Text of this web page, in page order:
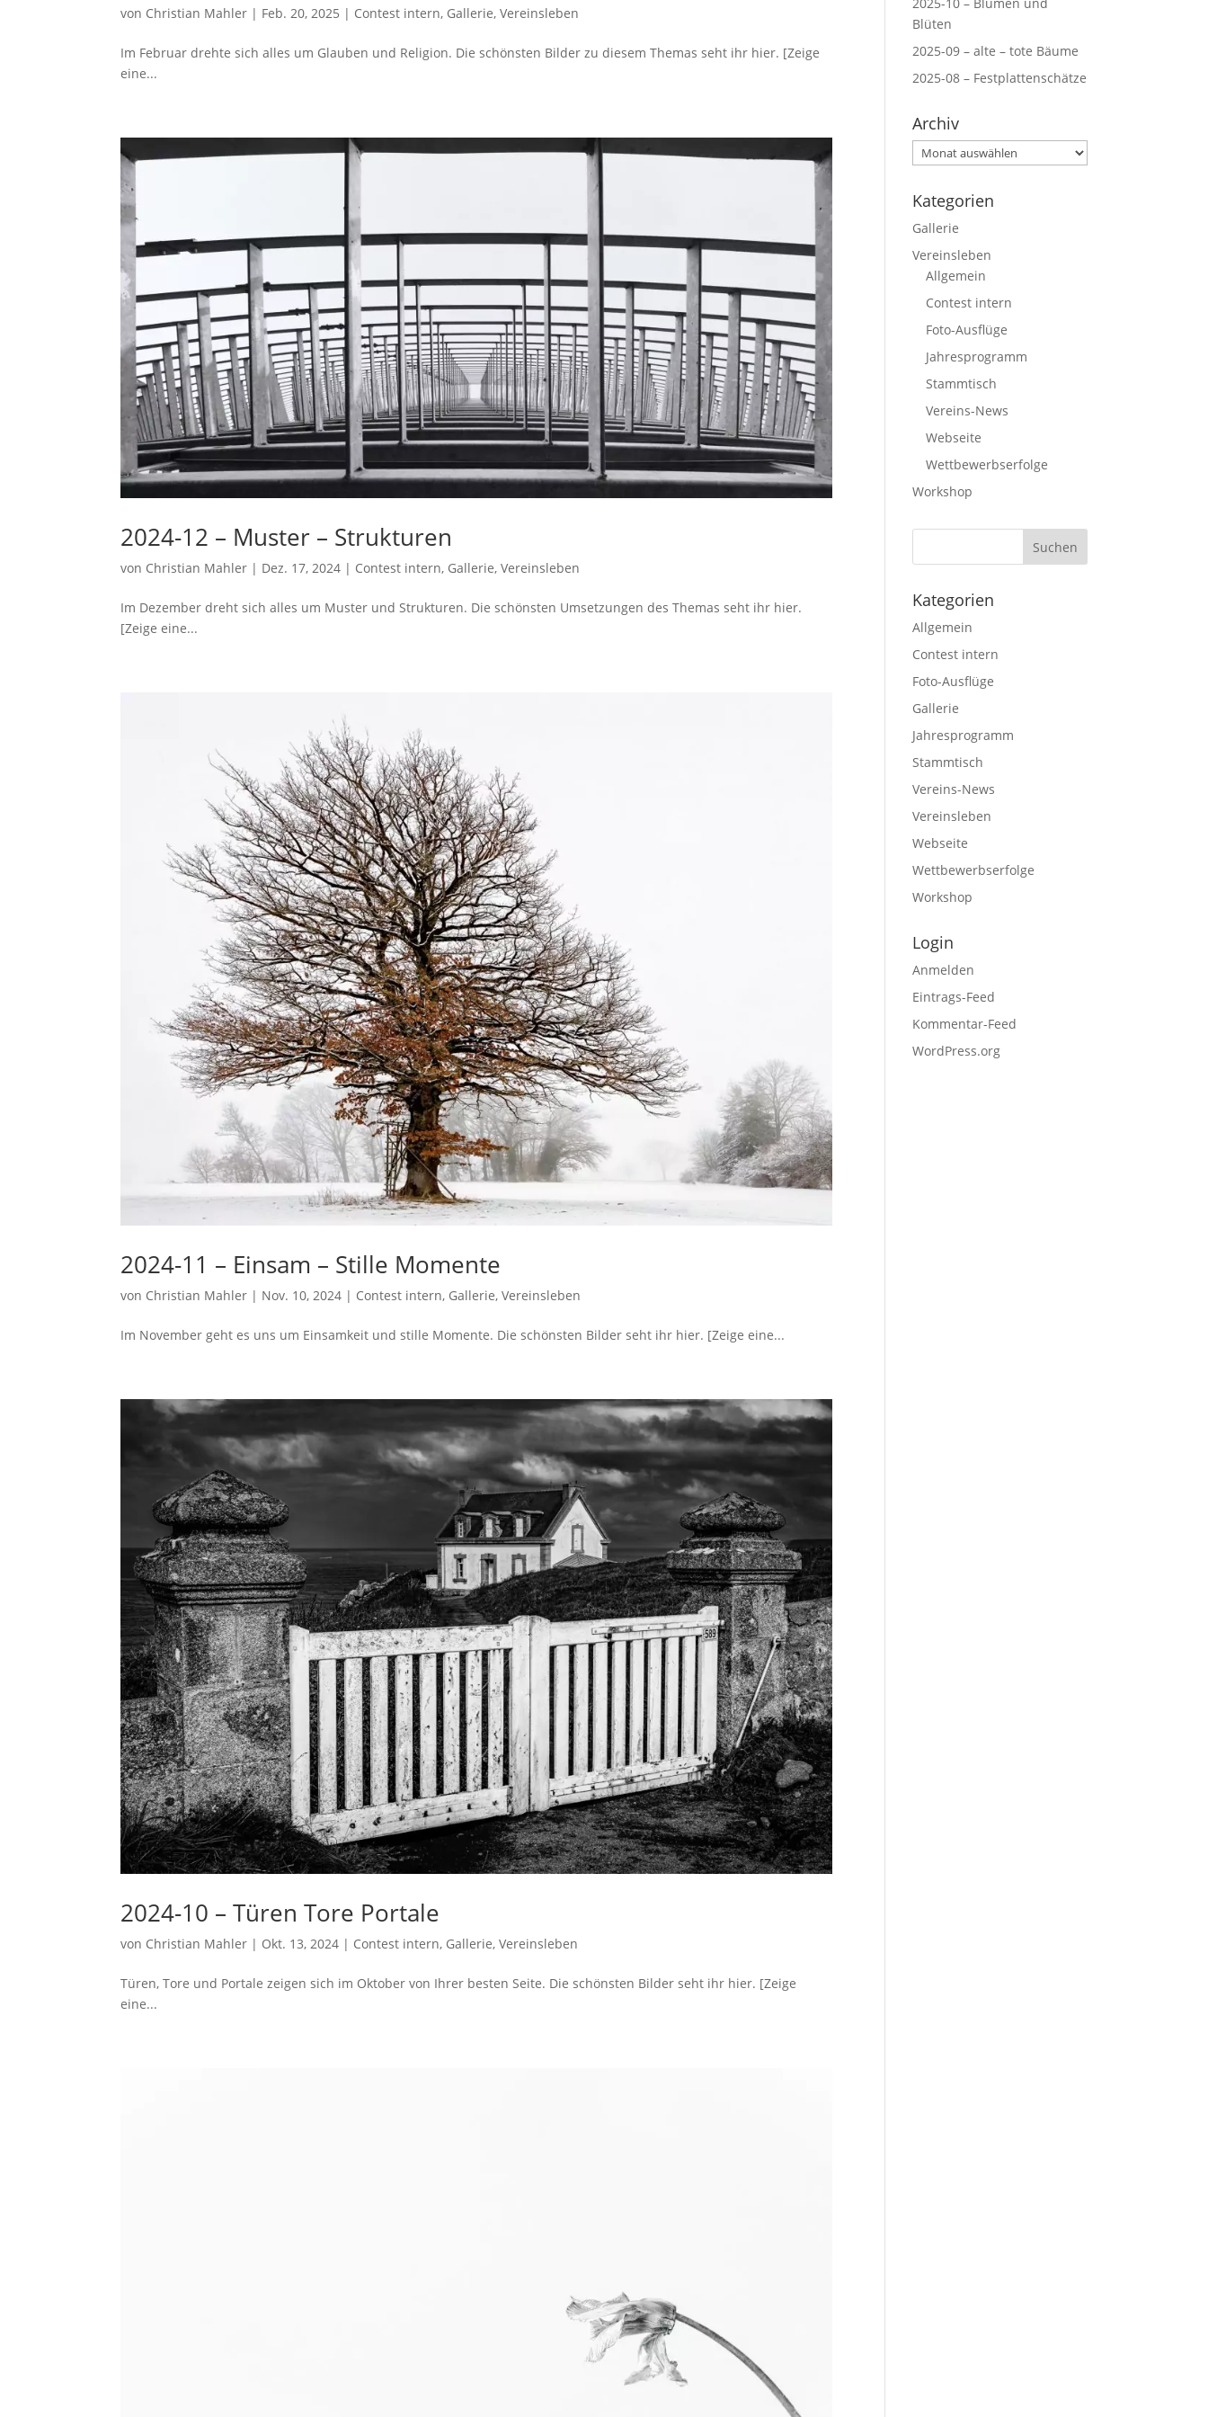
von Christian Mahler | Feb. 20, 2025 | Contest intern, Gallerie,Vereinsleben
Im Februar drehte sich alles um Glauben und Religion. Die schönsten Bilder zu diesem Themas seht ihr hier. [Zeige
eine...
2024-12 – Muster – Strukturen
von Christian Mahler | Dez. 17, 2024 | Contest intern, Gallerie,Vereinsleben
Im Dezember dreht sich alles um Muster und Strukturen. Die schönsten Umsetzungen des Themas seht ihr hier.
[Zeige eine...
2024-11 – Einsam – Stille Momente
von Christian Mahler | Nov. 10, 2024 | Contest intern, Gallerie,Vereinsleben
Im November geht es uns um Einsamkeit und stille Momente. Die schönsten Bilder seht ihr hier. [Zeige eine...
2024-10 – Türen Tore Portale
von Christian Mahler | Okt. 13, 2024 | Contest intern, Gallerie,Vereinsleben
Türen, Tore und Portale zeigen sich im Oktober von Ihrer besten Seite. Die schönsten Bilder seht ihr hier. [Zeige
eine...
Blüten
2025-09 – alte – tote Bäume
2025-08 – Festplattenschätze
Archiv
Archiv
Kategorien
Gallerie
Vereinsleben
Allgemein
Contest intern
Foto-Ausflüge
Jahresprogramm
Stammtisch
Vereins-News
Webseite
Wettbewerbserfolge
Workshop
Kategorien
Allgemein
Contest intern
Foto-Ausflüge
Gallerie
Jahresprogramm
Stammtisch
Vereins-News
Vereinsleben
Webseite
Wettbewerbserfolge
Workshop
Login
Anmelden
Eintrags-Feed
Kommentar-Feed
WordPress.org